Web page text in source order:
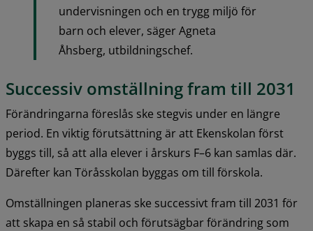
undervisningen och en trygg miljö för
barn och elever, säger Agneta
Åhsberg, utbildningschef.
Successiv omställning fram till 2031
Förändringarna föreslås ske stegvis under en längre
period. En viktig förutsättning är att Ekenskolan först
byggs till, så att alla elever i årskurs F–6 kan samlas där.
Därefter kan Töråsskolan byggas om till förskola.
Omställningen planeras ske successivt fram till 2031 för
att skapa en så stabil och förutsägbar förändring som